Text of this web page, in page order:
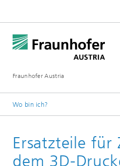
Fraunhofer Austria
Wo bin ich?
Presse
Ersatzteile für
dem 3D-